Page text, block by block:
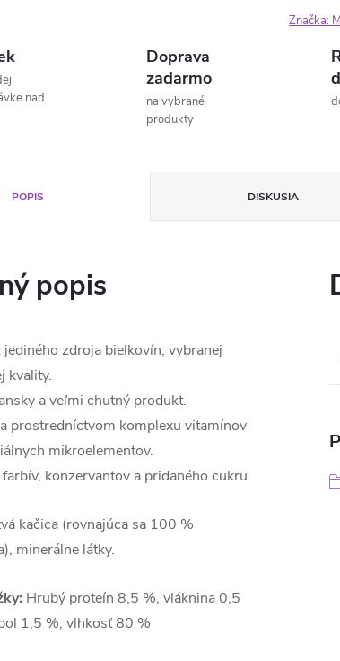
Značka:
nad
Doprava
zadarmo
na vybrané
produkty
POPIS DISKUSIA
popis
jediného zdroja bielkovín, vybranej
kvality.
a veľmi chutný produkt.
prostredníctvom komplexu vitamínov
mikroelementov.
konzervantov a pridaného cukru.
kačica (rovnajúca sa 100 %
minerálne látky.
Hrubý proteín 8,5 %, vláknina 0,5
1,5 %, vlhkosť 80 %